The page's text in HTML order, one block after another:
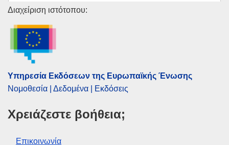
των Τροφίμων
IMMC : C(2025)1630
Υπηρεσία Εκδόσεων της
Διαχείριση ιστότοπου:
Υπηρεσία Εκδόσεων της Ευρωπαϊκής Ένωσης
Νομοθεσία | Δεδομένα | Εκδόσεις
Χρειάζεστε βοήθεια;
Επικοινωνία